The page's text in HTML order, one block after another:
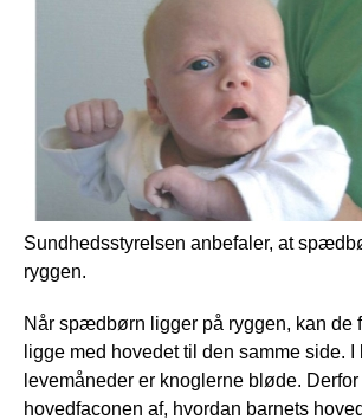
Sundhedsstyrelsen anbefaler, at
ryggen.
Når spædbørn ligger på ryggen, kan de
ligge med hovedet til den samme side. I
levemåneder er knoglerne bløde.
hovedfaconen af, hvordan barnets